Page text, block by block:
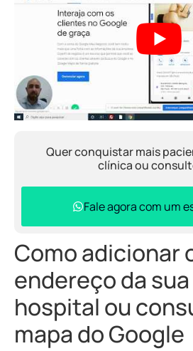
Quer conquistar mais
clínica ou
Fale agora com um
Como adicionar
endereço da
hospital ou
mapa do Google